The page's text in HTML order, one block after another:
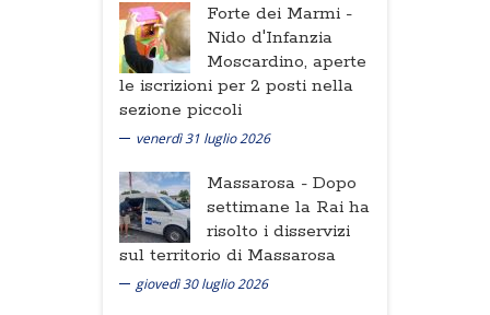
Forte dei Marmi -
Nido d'Infanzia
Moscardino, aperte
le iscrizioni per 2 posti nella
sezione piccoli
venerdì 31 luglio 2026
Massarosa - Dopo
settimane la Rai ha
risolto i disservizi
sul territorio di Massarosa
giovedì 30 luglio 2026